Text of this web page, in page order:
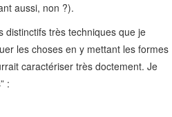
aussi, non ?).
distinctifs très techniques que je
les choses en y mettant les formes
caractériser très doctement. Je
: